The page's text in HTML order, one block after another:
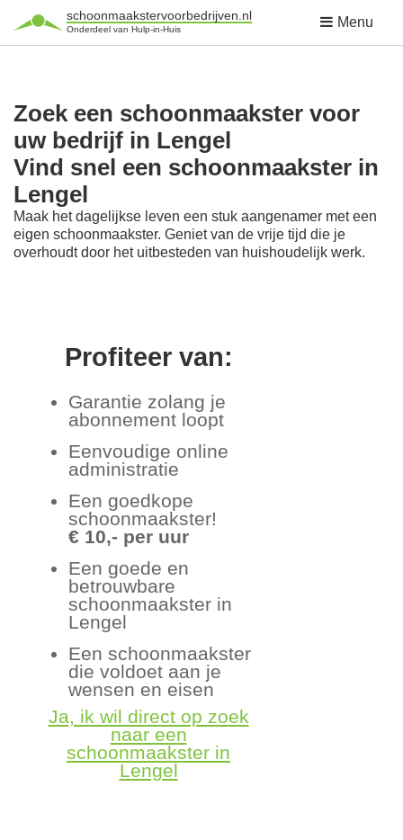
schoonmaakstervoorbedrijven.nl
Onderdeel van Hulp-in-Huis Menu
Zoek een schoonmaakster voor
uw bedrijf in Lengel
Vind snel een schoonmaakster in
Lengel
Maak het dagelijkse leven een stuk aangenamer met een
eigen schoonmaakster. Geniet van de vrije tijd die je
overhoudt door het uitbesteden van huishoudelijk werk.
Profiteer van:
Garantie zolang je
abonnement loopt
Eenvoudige online
administratie
Een goedkope
schoonmaakster!
€ 10,- per uur
Een goede en
betrouwbare
schoonmaakster in
Lengel
Een schoonmaakster
die voldoet aan je
wensen en eisen
Ja, ik wil direct op zoek
naar een
schoonmaakster in
Lengel